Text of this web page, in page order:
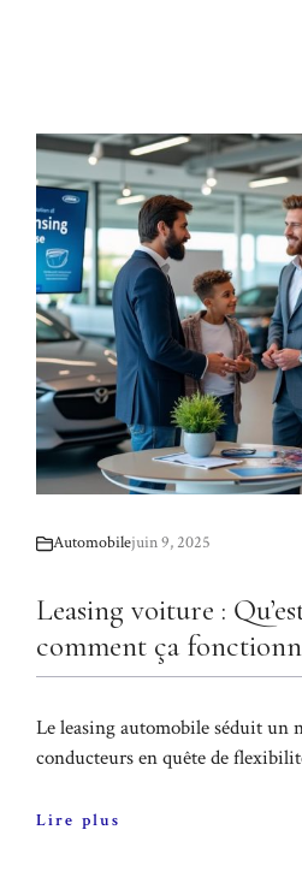
Automobilejuin 9, 2025
Leasing voiture :
comment ça
Le leasing automobile séduit un
conducteurs en quête de
Lire plus